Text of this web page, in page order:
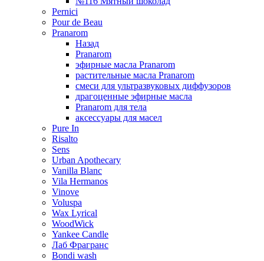
Pernici
Pour de Beau
Pranarom
Назад
Pranarom
эфирные масла Pranarom
растительные масла Pranarom
смеси для ультразвуковых диффузоров
драгоценные эфирные масла
Pranarom для тела
аксессуары для масел
Pure In
Risalto
Sens
Urban Apothecary
Vanilla Blanc
Vila Hermanos
Vinove
Voluspa
Wax Lyrical
WoodWick
Yankee Candle
Лаб Фрагранс
Bondi wash